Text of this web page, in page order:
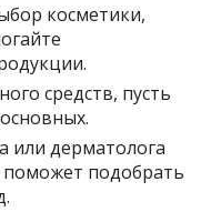
косметики,
средств, пусть
или дерматолога
подобрать